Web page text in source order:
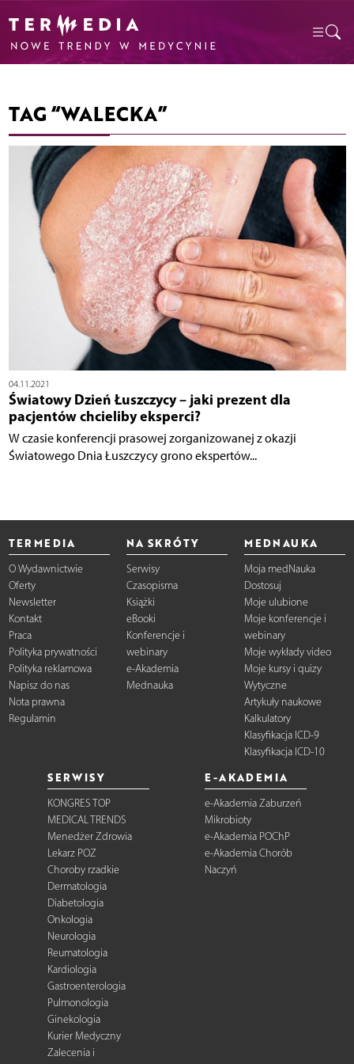
TAG “WALECKA”
04.11.2021
Światowy Dzień Łuszczycy – jaki prezent dla
pacjentów chcieliby eksperci?
W czasie konferencji prasowej zorganizowanej z okazji
Światowego Dnia Łuszczycy grono ekspertów...
TERMEDIA
O Wydawnictwie
Oferty
Newsletter
Kontakt
Praca
Polityka prywatności
Polityka reklamowa
Napisz do nas
Nota prawna
Regulamin
NA SKRÓTY
Serwisy
Czasopisma
Książki
eBooki
Konferencje i
webinary
e-Akademia
Mednauka
MEDNAUKA
Moja medNauka
Dostosuj
Moje ulubione
Moje konferencje i
webinary
Moje wykłady video
Moje kursy i quizy
Wytyczne
Artykuły naukowe
Kalkulatory
Klasyfikacja ICD-9
Klasyfikacja ICD-10
SERWISY
KONGRES TOP
MEDICAL TRENDS
Menedżer Zdrowia
Lekarz POZ
Choroby rzadkie
Dermatologia
Diabetologia
Onkologia
Neurologia
Reumatologia
Kardiologia
Gastroenterologia
Pulmonologia
Ginekologia
Kurier Medyczny
Zalecenia i
E-AKADEMIA
e-Akademia Zaburzeń
Mikrobioty
e-Akademia POChP
e-Akademia Chorób
Naczyń